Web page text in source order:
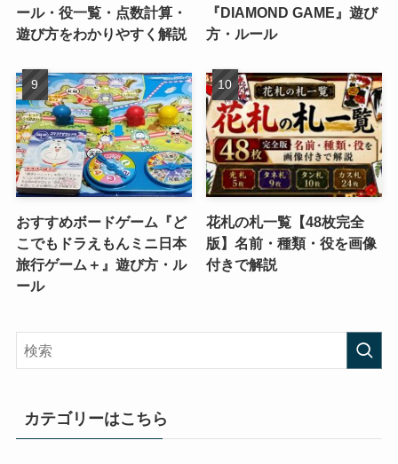
ール・役一覧・点数計算・
遊び方をわかりやすく解説
『DIAMOND GAME』遊び
方・ルール
おすすめボードゲーム『ど
こでもドラえもんミニ日本
旅行ゲーム＋』遊び方・ル
ール
花札の札一覧【48枚完全
版】名前・種類・役を画像
付きで解説
カテゴリーはこちら